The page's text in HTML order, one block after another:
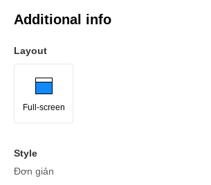
Additional info
Layout
Full-screen
Style
Đơn giản